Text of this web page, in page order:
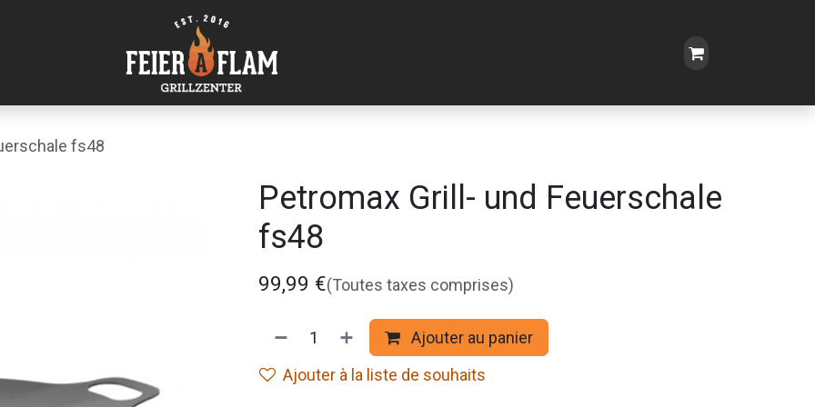
fs48
Petromax Grill- und Feuerschale
fs48
99,99 €(Toutes taxes comprises)
Ajouter au panier
Ajouter à la liste de souhaits